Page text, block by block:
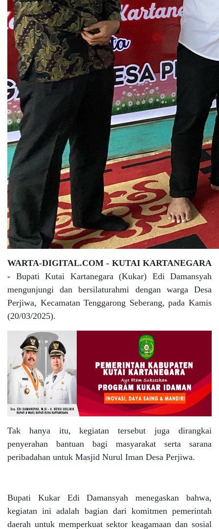
WARTA-DIGITAL.COM - KUTAI KARTANEGARA
- Bupati Kutai Kartanegara (Kukar) Edi Damansyah
mengunjungi dan bersilaturahmi dengan warga Desa
Perjiwa, Kecamatan Tenggarong Seberang, pada Kamis
(20/03/2025).
Tak hanya itu, kegiatan tersebut juga dirangkai
penyerahan bantuan bagi masyarakat serta sarana
peribadahan untuk Masjid Nurul Iman Desa Perjiwa.
Bupati Kukar Edi Damansyah menegaskan bahwa,
kegiatan ini adalah bagian dari komitmen pemerintah
daerah untuk memperkuat sektor keagamaan dan sosial